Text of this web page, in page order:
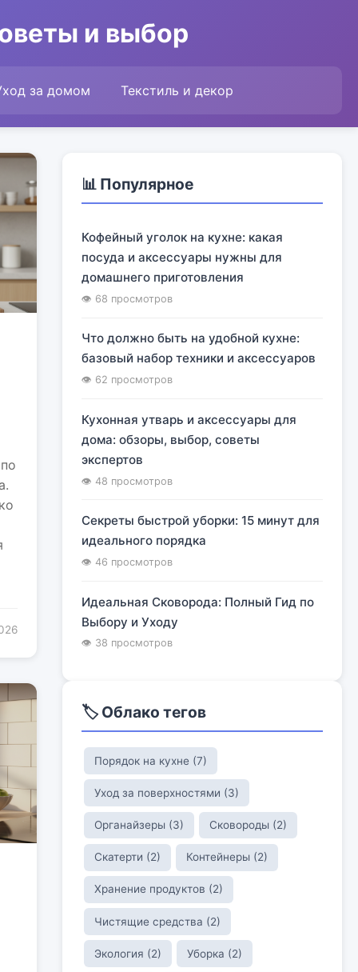
и выбор
за домом Текстиль и декор
📊 Популярное
Кофейный уголок на кухне: какая
посуда и аксессуары нужны для
домашнего приготовления
👁 68 просмотров
Что должно быть на удобной кухне:
базовый набор техники и аксессуаров
👁 62 просмотров
Кухонная утварь и аксессуары для
дома: обзоры, выбор, советы
экспертов
👁 48 просмотров
Секреты быстрой уборки: 15 минут для
идеального порядка
👁 46 просмотров
Идеальная Сковорода: Полный Гид по
Выбору и Уходу
👁 38 просмотров
🏷️ Облако тегов
Порядок на кухне (7)
Уход за поверхностями (3)
Органайзеры (3) Сковороды (2)
Скатерти (2) Контейнеры (2)
Хранение продуктов (2)
Чистящие средства (2)
Экология (2) Уборка (2)